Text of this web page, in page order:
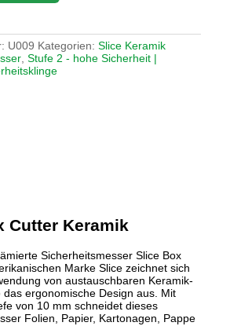
U009 Kategorien:Slice Keramik
,Stufe 2 - hohe Sicherheit |
Cutter Keramik
Sicherheitsmesser Slice Box
Marke Slice zeichnet sich
von austauschbaren Keramik-
das ergonomische Design aus. Mit
von 10 mm schneidet dieses
Folien, Papier, Kartonagen, Pappe